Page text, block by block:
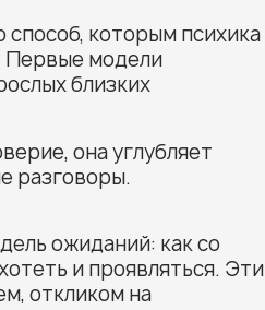
которым психика
Первые модели
близких
она углубляет
разговоры.
ожиданий: как со
и проявляться. Эти
откликом на